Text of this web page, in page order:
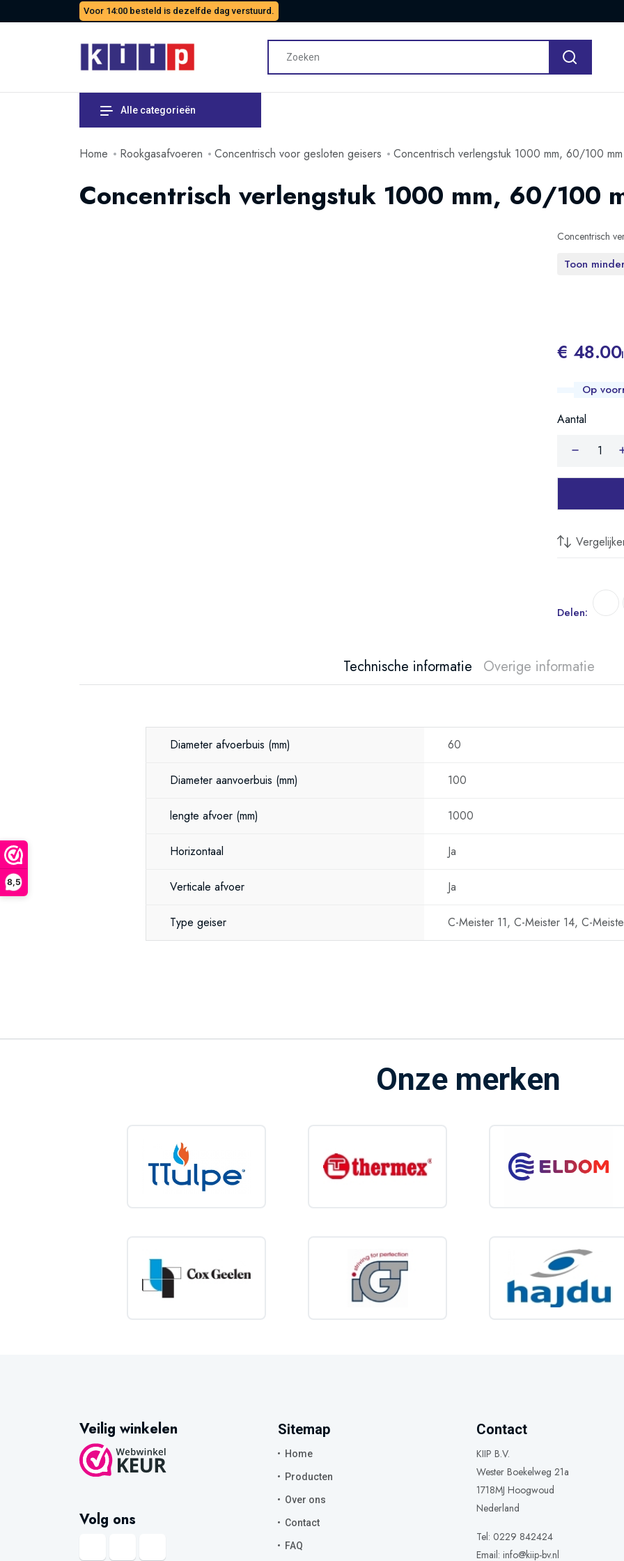
8,5
Voor 14:00 besteld is dezelfde dag verstuurd.
Alle categorieën
Home Rookgasafvoeren Concentrisch voor gesloten geisers Concentrisch verlengstuk 1000 mm, 60/100 mm
Concentrisch verlengstuk 1000 mm, 60/100
Concentrisch
Toon
€ 48.00
Op
Aantal
Delen:
Technische informatie Overige informatie
Diameter afvoerbuis (mm) 60
Diameter aanvoerbuis (mm) 100
lengte afvoer (mm) 1000
Horizontaal Ja
Verticale afvoer Ja
Type geiser C-Meister 11, C-Meister 14, C-
Onze merken
Veilig winkelen
Volg ons
Sitemap
Home
Producten
Over ons
Contact
FAQ
Contact
KIIP B.V.
Wester Boekelweg 21a
1718MJ Hoogwoud
Nederland
Tel: 0229 842424
Email: info@kiip-bv.nl